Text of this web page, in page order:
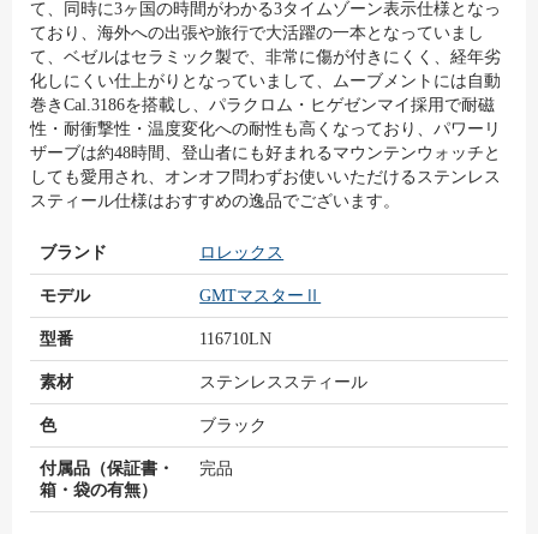
て、同時に3ヶ国の時間がわかる3タイムゾーン表示仕様となっ
ており、海外への出張や旅行で大活躍の一本となっていまし
て、ベゼルはセラミック製で、非常に傷が付きにくく、経年劣
化しにくい仕上がりとなっていまして、ムーブメントには自動
巻きCal.3186を搭載し、パラクロム・ヒゲゼンマイ採用で耐磁
性・耐衝撃性・温度変化への耐性も高くなっており、パワーリ
ザーブは約48時間、登山者にも好まれるマウンテンウォッチと
しても愛用され、オンオフ問わずお使いいただけるステンレス
スティール仕様はおすすめの逸品でございます。
ブランド ロレックス
モデル GMTマスターⅡ
型番 116710LN
素材 ステンレススティール
色 ブラック
付属品（保証書・
箱・袋の有無）
完品